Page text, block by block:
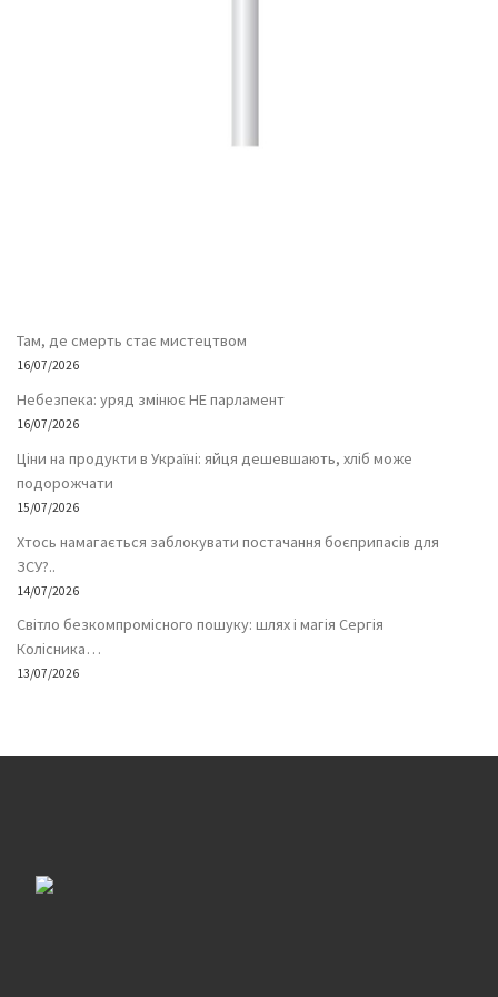
Там, де смерть стає мистецтвом
16/07/2026
Небезпека: уряд змінює НЕ парламент
16/07/2026
Ціни на продукти в Україні: яйця дешевшають, хліб може
подорожчати
15/07/2026
Хтось намагається заблокувати постачання боєприпасів для
ЗСУ?..
14/07/2026
Світло безкомпромісного пошуку: шлях і магія Сергія
Колісника…
13/07/2026